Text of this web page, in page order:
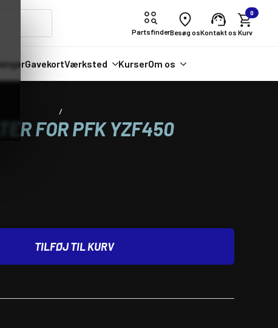
PartsfinderBesøg osKontakt os
0
GavekortVærksted KurserOm os
FOR PFK YZF450
TILFØJ TIL KURV